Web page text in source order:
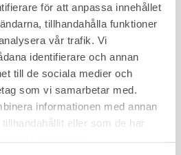
för att anpassa innehållet
tillhandahålla funktioner
vår trafik. Vi
identifierare och annan
till de sociala medier och
som vi samarbetar med.
informationen med annan
eller som de har